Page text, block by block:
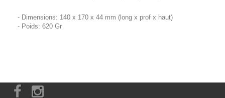
- Dimensions: 140 x 170 x 44 mm (long x prof x haut)
- Poids: 620 Gr